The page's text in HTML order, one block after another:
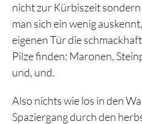
nicht zur Kürbiszeit
man sich ein wenig
eigenen Tür die
Pilze finden: Maronen,
und, und.
Also nichts wie los in den
Spaziergang durch den